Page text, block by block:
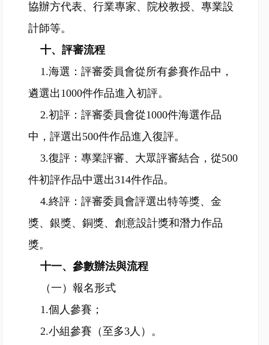
協辦方代表、行業專家、院校教授、專業設
計師等。
十、評審流程
1.海選：評審委員會從所有參賽作品中，
遴選出1000件作品進入初評。
2.初評：評審委員會從1000件海選作品
中，評選出500件作品進入復評。
3.復評：專業評審、大眾評審結合，從500
件初評作品中選出314件作品。
4.終評：評審委員會評選出特等獎、金
獎、銀獎、銅獎、創意設計獎和潛力作品
獎。
十一、參數辦法與流程
（一）報名形式
1.個人參賽；
2.小組參賽（至多3人）。